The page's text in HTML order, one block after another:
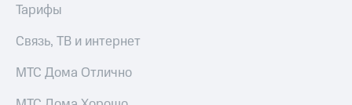
Тарифы
Связь, ТВ и интернет
МТС Дома Отлично